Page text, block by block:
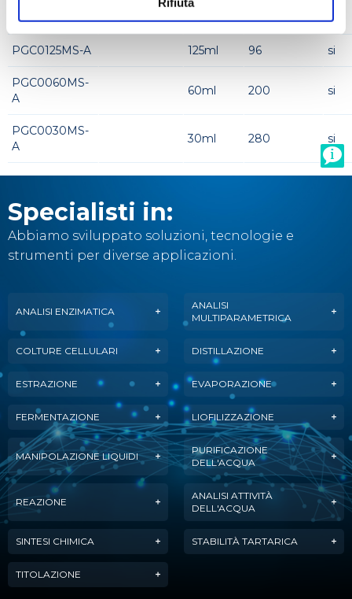
A
250ml
PGC0125MS-A 125ml 96 si
PGC0060MS-
A
60ml 200 si
PGC0030MS-
A
30ml 280 si
Specialisti in:
Abbiamo sviluppato soluzioni, tecnologie e
strumenti per diverse applicazioni.
ANALISI ENZIMATICA
ANALISI
MULTIPARAMETRICA
COLTURE CELLULARI DISTILLAZIONE
ESTRAZIONE EVAPORAZIONE
FERMENTAZIONE LIOFILIZZAZIONE
MANIPOLAZIONE LIQUIDI
PURIFICAZIONE
DELL'ACQUA
REAZIONE
ANALISI ATTIVITÀ
DELL'ACQUA
SINTESI CHIMICA STABILITÀ TARTARICA
TITOLAZIONE